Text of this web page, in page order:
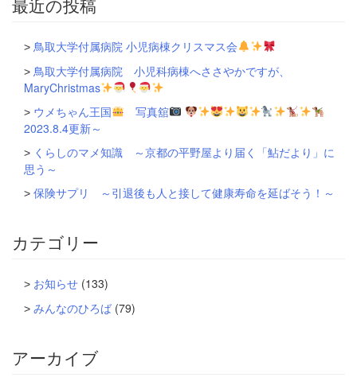
ョ
鳥取大学付属病院 小児病棟クリスマス会
鳥取大学付属病院 小児科病棟へささやかですが、
MaryChristmas
ウメちゃん王国
写真舘
2023.8.4更新～
くらしのマメ知識 ～京都の平野屋より届く「鮎だより」に
思う～
保険サプリ ～引退後も人と接して健康寿命を延ばそう！～
カテゴリー
お知らせ (133)
みんなのひろば (79)
アーカイブ